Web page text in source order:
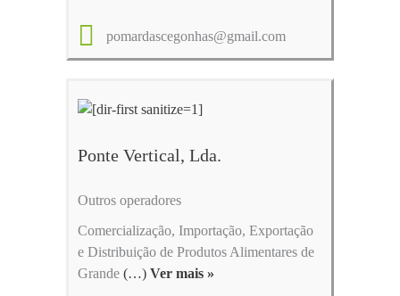
pomardascegonhas@gmail.com
Ponte Vertical, Lda.
Outros operadores
Comercialização, Importação, Exportação
e Distribuição de Produtos Alimentares de
Grande (…) Ver mais »